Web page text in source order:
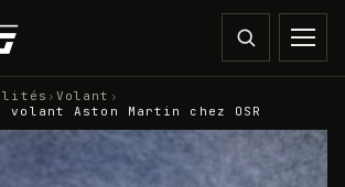
› Volant ›
volant Aston Martin chez OSR